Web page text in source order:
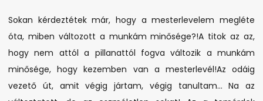
mi
változott
a…
Sokan kérdeztétek már, hogy a mesterlevelem megléte
óta, miben változott a munkám minősége?!A titok az az,
hogy nem attól a pillanattól fogva változik a munkám
minősége, hogy kezemben van a mesterlevél!Az odáig
vezető út, amit végig jártam, végig tanultam… Na az